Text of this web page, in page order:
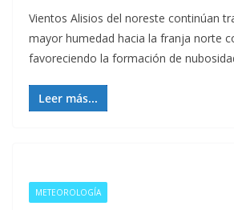
Vientos Alisios del noreste continúan
mayor humedad hacia la franja norte
favoreciendo la formación de
Leer más...
METEOROLOGÍA